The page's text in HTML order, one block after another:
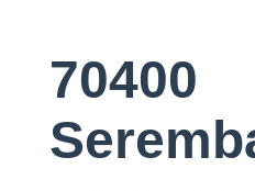
70400